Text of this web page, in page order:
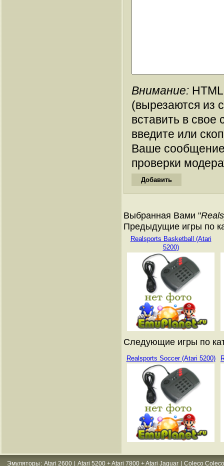
Внимание:
(вырезаются из
вставить в
введите или
Ваше
проверки
Выбранная Вами "
Предыдущие игры по
Realsports Basketball (Atari
5200)
Следующие игры по
Realsports Soccer (Atari 5200)
Эмуляторы : Atari 2600 Atari 5200 + Atari 7800 + Atari Jaguar Coleco